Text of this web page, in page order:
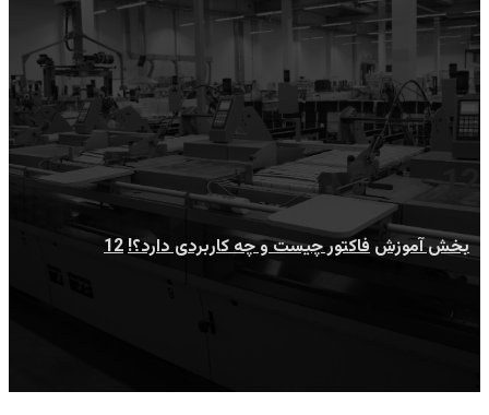
بخش آموزش فاکتور چیست و چه کاربردی دارد؟!12